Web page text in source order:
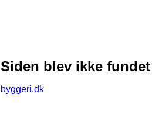
Siden blev ikke fundet
byggeri.dk